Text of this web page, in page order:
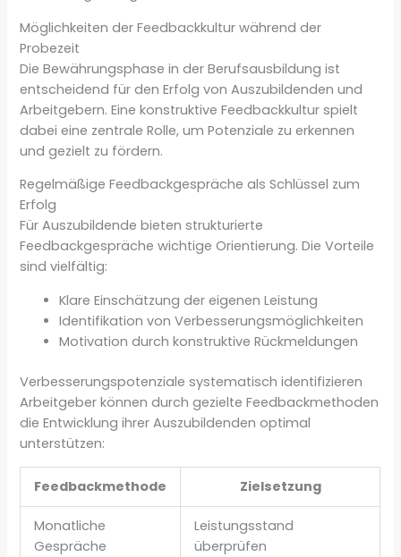
Möglichkeiten der Feedbackkultur während der
Probezeit
Die Bewährungsphase in der Berufsausbildung ist
entscheidend für den Erfolg von Auszubildenden und
Arbeitgebern. Eine konstruktive Feedbackkultur spielt
dabei eine zentrale Rolle, um Potenziale zu erkennen
und gezielt zu fördern.
Regelmäßige Feedbackgespräche als Schlüssel zum
Erfolg
Für Auszubildende bieten strukturierte
Feedbackgespräche wichtige Orientierung. Die Vorteile
sind vielfältig:
Klare Einschätzung der eigenen Leistung
Identifikation von Verbesserungsmöglichkeiten
Motivation durch konstruktive Rückmeldungen
Verbesserungspotenziale systematisch identifizieren
Arbeitgeber können durch gezielte Feedbackmethoden
die Entwicklung ihrer Auszubildenden optimal
unterstützen:
Feedbackmethode Zielsetzung
Monatliche
Gespräche
Leistungsstand
überprüfen